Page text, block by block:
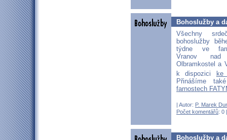
Bohoslužby a
Všechny
bohoslužby
týdne ve
Vranov
Olbramkostel a
k dispozici
Přinášíme
farnostech
| Autor: P. Marek
Počet komentářů: 0
Bohoslužby a